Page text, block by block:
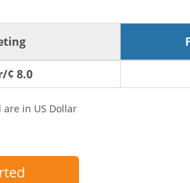
8.0 ¢/min/caller
in US Dollar